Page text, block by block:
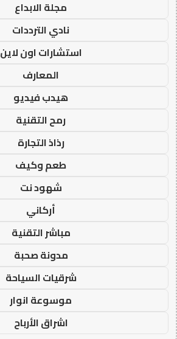
مجلة الابداع
نادي الترددات
استشارات اون لاين
المعارف
هيدب فيديو
رمح التقنية
رذاذ التجارة
طعم وكيف
شهود نت
أركاني
مباشر التقنية
مدونة صحبة
شرقيات السياحة
موسوعة انوار
اشراق الأرباح